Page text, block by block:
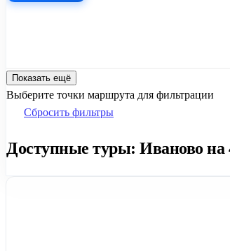
Показать ещё
Выберите точки маршрута для фильтрации
Сбросить фильтры
Доступные туры: Иваново на